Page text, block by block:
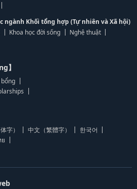
ngành Khối tổng hợp (Tự nhiên và Xã hội)
Khoa học đời sống
Nghệ thuật
】
字） 中文（繁體字）
한국어